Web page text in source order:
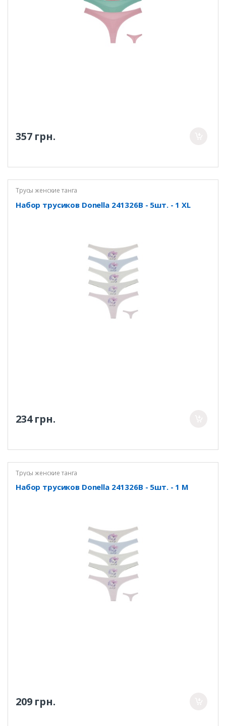
357 грн.
Трусы женские танга
Набор трусиков Donella 241326B - 5шт. - 1 XL
234 грн.
Трусы женские танга
Набор трусиков Donella 241326B - 5шт. - 1 M
209 грн.